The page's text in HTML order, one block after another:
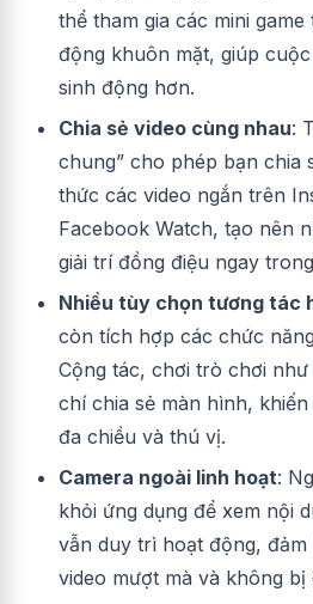
thể tham gia các mini
động khuôn mặt, giúp
sinh động hơn.
Chia sẻ video cùng nhau:
chung” cho phép bạn chia
thức các video ngắn trên
Facebook Watch, tạo nên
giải trí đồng điệu ngay
Nhiều tùy chọn tương tác
còn tích hợp các chức
Cộng tác, chơi trò chơi
chí chia sẻ màn hình,
đa chiều và thú vị.
Camera ngoài linh hoạt:
khỏi ứng dụng để xem nội
vẫn duy trì hoạt động, đảm
video mượt mà và không bị